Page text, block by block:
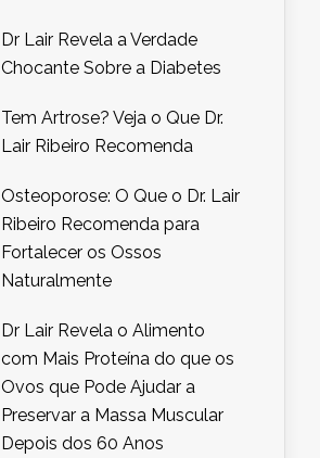
Dr Lair Revela a Verdade
Chocante Sobre a Diabetes
Tem Artrose? Veja o Que Dr.
Lair Ribeiro Recomenda
Osteoporose: O Que o Dr. Lair
Ribeiro Recomenda para
Fortalecer os Ossos
Naturalmente
Dr Lair Revela o Alimento
com Mais Proteína do que os
Ovos que Pode Ajudar a
Preservar a Massa Muscular
Depois dos 60 Anos